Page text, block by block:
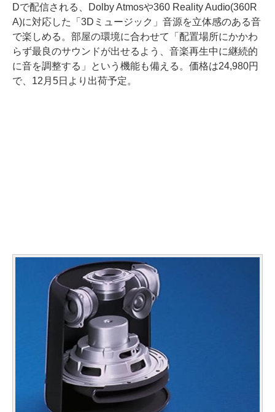
Dで配信される、Dolby Atmosや360 Reality Audio(360R
A)に対応した「3Dミュージック」音源を立体感のある音
で楽しめる。部屋の環境に合わせて「配置場所にかかわ
らず最良のサウンドが出せるよう、音楽再生中に継続的
に音を調整する」という機能も備える。価格は24,980円
で、12月5日より出荷予定。